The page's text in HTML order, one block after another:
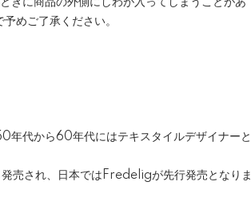
めご了承ください。
年代から60年代にはテキスタイルデザイナーと
売され、日本ではFredeligが先行発売となりま